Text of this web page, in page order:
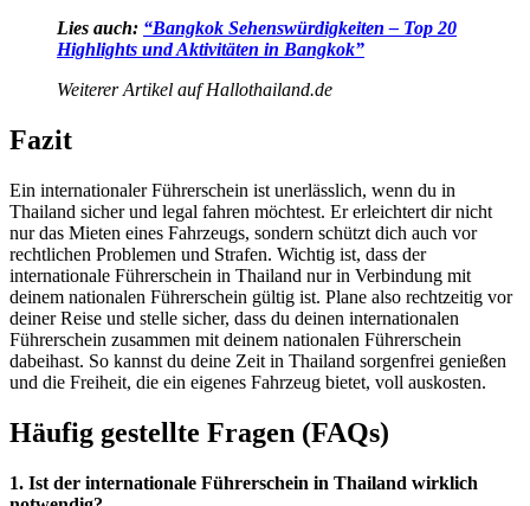
Lies auch: “Bangkok Sehenswürdigkeiten – Top 20
Highlights und Aktivitäten in Bangkok”
Weiterer Artikel auf Hallothailand.de
Fazit
Ein internationaler Führerschein ist unerlässlich, wenn du in
Thailand sicher und legal fahren möchtest. Er erleichtert dir nicht
nur das Mieten eines Fahrzeugs, sondern schützt dich auch vor
rechtlichen Problemen und Strafen. Wichtig ist, dass der
internationale Führerschein in Thailand nur in Verbindung mit
deinem nationalen Führerschein gültig ist. Plane also rechtzeitig vor
deiner Reise und stelle sicher, dass du deinen internationalen
Führerschein zusammen mit deinem nationalen Führerschein
dabeihast. So kannst du deine Zeit in Thailand sorgenfrei genießen
und die Freiheit, die ein eigenes Fahrzeug bietet, voll auskosten.
Häufig gestellte Fragen (FAQs)
1. Ist der internationale Führerschein in Thailand wirklich